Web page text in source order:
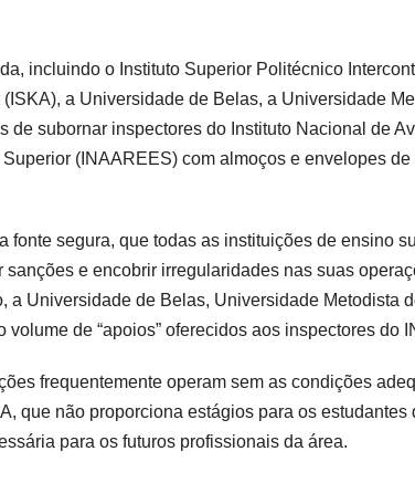
incluindo o Instituto Superior Politécnico
a Universidade de Belas, a Universidade
de subornar inspectores do Instituto Nacional de
(INAAREES) com almoços e envelopes
fonte segura, que todas as instituições de ensino
e encobrir irregularidades nas suas
a Universidade de Belas, Universidade Metodista
de “apoios” oferecidos aos inspectores do
frequentemente operam sem as condições
que não proporciona estágios para os estudantes
para os futuros profissionais da área.